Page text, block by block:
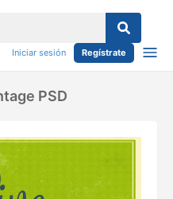
Iniciar sesión Regístrate
PSD